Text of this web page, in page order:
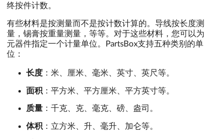
终按件计数。
有些材料是按测量而不是按计数计算的。导线按长度测
量，锡膏按重量测量，等等。对于这些材料，您可以为
元器件指定一个计量单位。PartsBox支持五种类别的单
位：
长度 ：米、厘米、毫米、英寸、英尺等。
面积 ：平方米、平方厘米、平方英寸等。
质量 ：千克、克、毫克、磅、盎司。
体积 ：立方米、升、毫升、加仑等。